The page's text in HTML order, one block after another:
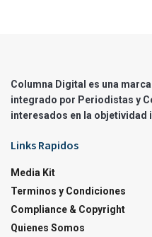
Columna Digital es una
integrado por Periodistas y
interesados en la objetividad
Links Rapidos
Media Kit
Terminos y Condiciones
Compliance & Copyright
Quienes Somos